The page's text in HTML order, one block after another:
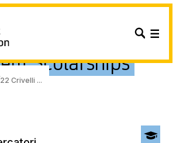
22 Crivelli ...
Scolarships